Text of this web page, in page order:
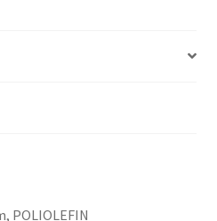
POLIOLEFIN